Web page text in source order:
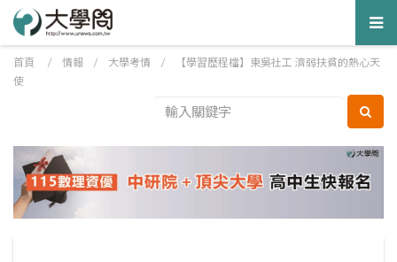
首頁 / 情報 / 大學考情 /
【學習歷程檔】東吳社工 濟弱扶貧的熱心天
使